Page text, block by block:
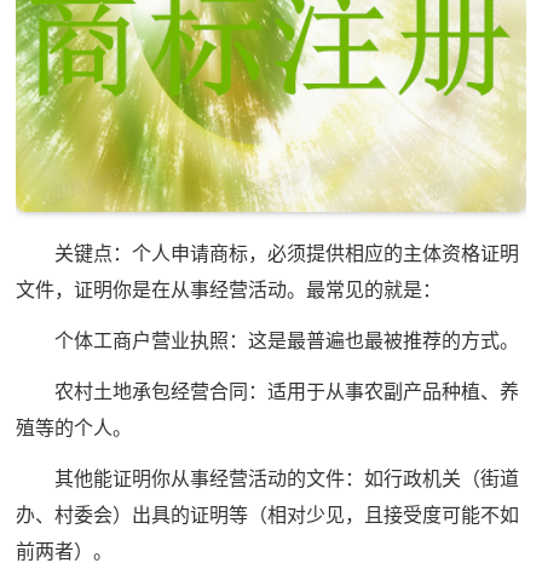
关键点：个人申请商标，必须提供相应的主体资格证明
文件，证明你是在从事经营活动。最常见的就是：
个体工商户营业执照：这是最普遍也最被推荐的方式。
农村土地承包经营合同：适用于从事农副产品种植、养
殖等的个人。
其他能证明你从事经营活动的文件：如行政机关（街道
办、村委会）出具的证明等（相对少见，且接受度可能不如
前两者）。